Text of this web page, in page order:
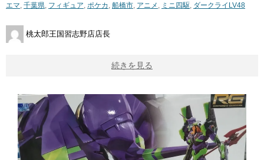
エマ, 千葉県, フィギュア, ポケカ , 船橋市, アニメ , ミニ四駆, ダークライLV48
桃太郎王国習志野店店長
続きを見る